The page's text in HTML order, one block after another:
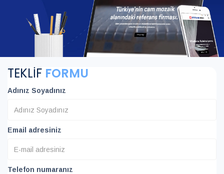
TEKLİF FORMU
Adınız Soyadınız
Email adresiniz
Telefon numaranız